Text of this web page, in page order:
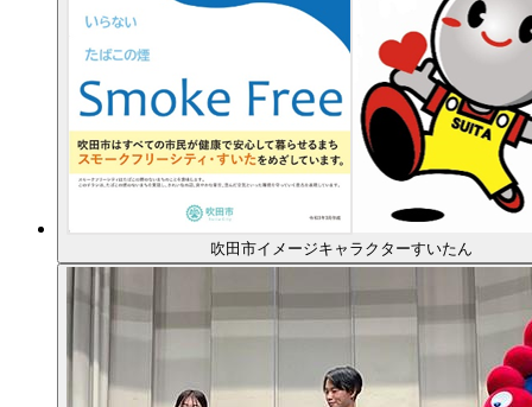
吹田市イメージキャラクターすいたん